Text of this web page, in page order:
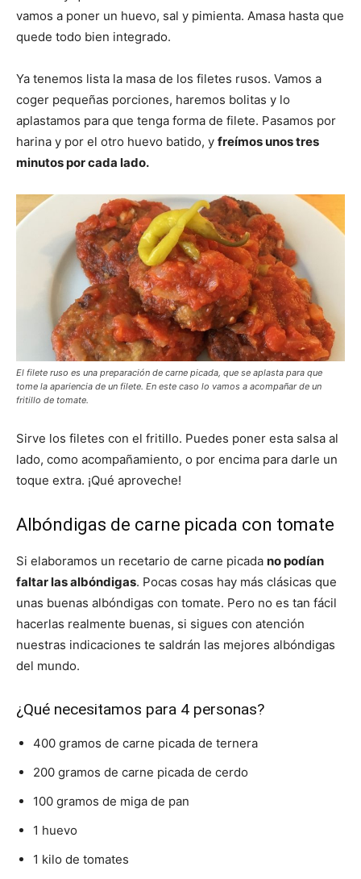
vamos a poner un huevo, sal y pimienta. Amasa hasta que
quede todo bien integrado.
Ya tenemos lista la masa de los filetes rusos. Vamos a
coger pequeñas porciones, haremos bolitas y lo
aplastamos para que tenga forma de filete. Pasamos por
harina y por el otro huevo batido, y freímos unos tres
minutos por cada lado.
El filete ruso es una preparación de carne picada, que se aplasta para que
tome la apariencia de un filete. En este caso lo vamos a acompañar de un
fritillo de tomate.
Sirve los filetes con el fritillo. Puedes poner esta salsa al
lado, como acompañamiento, o por encima para darle un
toque extra. ¡Qué aproveche!
Albóndigas de carne picada con tomate
Si elaboramos un recetario de carne picada no podían
faltar las albóndigas. Pocas cosas hay más clásicas que
unas buenas albóndigas con tomate. Pero no es tan fácil
hacerlas realmente buenas, si sigues con atención
nuestras indicaciones te saldrán las mejores albóndigas
del mundo.
¿Qué necesitamos para 4 personas?
400 gramos de carne picada de ternera
200 gramos de carne picada de cerdo
100 gramos de miga de pan
1 huevo
1 kilo de tomates